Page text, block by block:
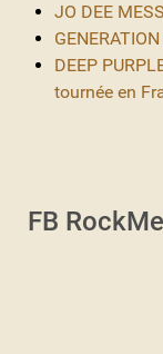
JO DEE
DEEP
tournée en
FB